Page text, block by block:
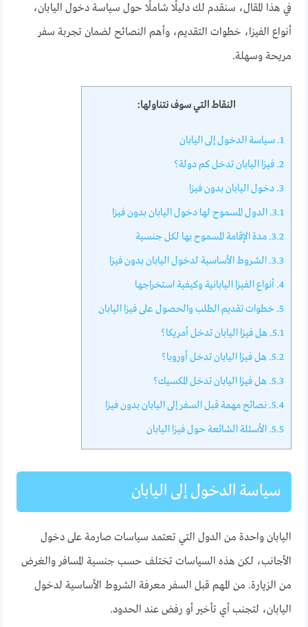
في هذا المقال، سنقدم لك دليلًا شاملًا حول سياسة دخول اليابان،
أنواع الفيزا، خطوات التقديم، وأهم النصائح لضمان تجربة سفر
مريحة وسهلة.
النقاط التي سوف نتناولها:
1. سياسة الدخول إلى اليابان
2. فيزا اليابان تدخل كم دولة؟
3. دخول اليابان بدون فيزا
3.1. الدول المسموح لها دخول اليابان بدون فيزا
3.2. مدة الإقامة المسموح بها لكل جنسية
3.3. الشروط الأساسية لدخول اليابان بدون فيزا
4. أنواع الفيزا اليابانية وكيفية استخراجها
5. خطوات تقديم الطلب والحصول على فيزا اليابان
5.1. هل فيزا اليابان تدخل أمريكا؟
5.2. هل فيزا اليابان تدخل أوروبا؟
5.3. هل فيزا اليابان تدخل المكسيك؟
5.4. نصائح مهمة قبل السفر إلى اليابان بدون فيزا
5.5. الأسئلة الشائعة حول فيزا اليابان
سياسة الدخول إلى اليابان
اليابان واحدة من الدول التي تعتمد سياسات صارمة على دخول
الأجانب، لكن هذه السياسات تختلف حسب جنسية المسافر والغرض
من الزيارة. من المهم قبل السفر معرفة الشروط الأساسية لدخول
اليابان، لتجنب أي تأخير أو رفض عند الحدود.